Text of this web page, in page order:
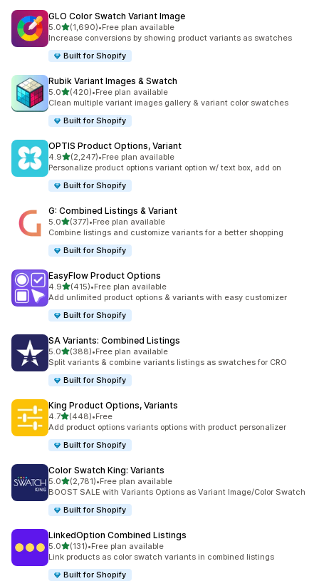
GLO Color Swatch Variant Image
5.0เต็ม 5 ดาว
(1,690)
ทั้งหมด 1690 รีวิว
•Free plan available
Increase conversions by showing product variants as swatches
Built for Shopify
Rubik Variant Images & Swatch
5.0เต็ม 5 ดาว
(420)
ทั้งหมด 420 รีวิว
•Free plan available
Clean multiple variant images gallery & variant color swatches
Built for Shopify
OPTIS Product Options, Variant
4.9เต็ม 5 ดาว
(2,247)
ทั้งหมด 2247 รีวิว
•Free plan available
Personalize product options variant option w/ text box, add on
Built for Shopify
G: Combined Listings & Variant
5.0เต็ม 5 ดาว
(377)
ทั้งหมด 377 รีวิว
•Free plan available
Combine listings and customize variants for a better shopping
Built for Shopify
EasyFlow Product Options
4.9เต็ม 5 ดาว
(415)
ทั้งหมด 415 รีวิว
•Free plan available
Add unlimited product options & variants with easy customizer
Built for Shopify
SA Variants: Combined Listings
5.0เต็ม 5 ดาว
(388)
ทั้งหมด 388 รีวิว
•Free plan available
Split variants & combine variants listings as swatches for CRO
Built for Shopify
King Product Options, Variants
4.7เต็ม 5 ดาว
(448)
ทั้งหมด 448 รีวิว
•Free
Add product options variants options with product personalizer
Built for Shopify
Color Swatch King: Variants
5.0เต็ม 5 ดาว
(2,781)
ทั้งหมด 2781 รีวิว
•Free plan available
BOOST SALE with Variants Options as Variant Image/Color Swatch
Built for Shopify
LinkedOption Combined Listings
5.0เต็ม 5 ดาว
(131)
ทั้งหมด 131 รีวิว
•Free plan available
Link products as color swatch variants in combined listings
Built for Shopify